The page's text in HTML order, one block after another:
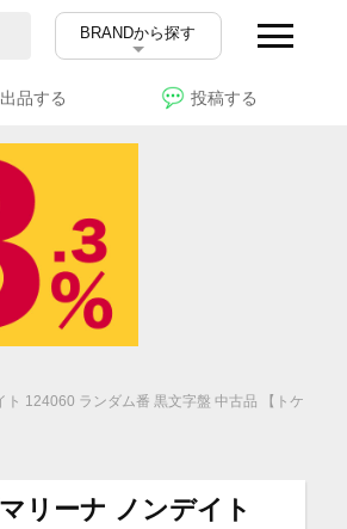
BRANDから探す
出品する 投稿する
124060 ランダム番 黒文字盤 中古品 【トケ
リーナ ノンデイト